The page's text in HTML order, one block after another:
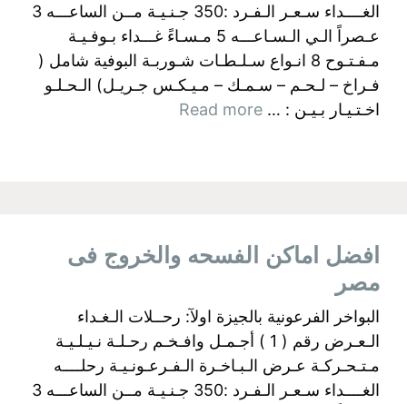
الغــــداء سـعـر الـفـرد :350 جـنـيـة مــن الساعـــه 3
عـصراً الـي الـسـاعـــه 5 مـسـاءً غـــداء بـوفـيـة
مـفـتـوح 8 انـواع سـلـطـات شـوربـة البوفية شامل (
فـراخ – لـحـم – سـمـك – مـيـكـس جـريـل) الـحـلـو
اخـتـيـار بـيـن : … Read more
افضل اماكن الفسحه والخروج فى
مصر
البواخر الفرعونية بالجيزة اولآ: رحــلات الـغـداء
الـعـرض رقم ( 1 ) أجـمـل وافـخـم رحـلـة نـيـلـيـة
مـتـحـركـة عـرض الـبـاخـرة الـفـرعـونـيـة رحلــــه
الغــــداء سـعـر الـفـرد :350 جـنـيـة مــن الساعـــه 3